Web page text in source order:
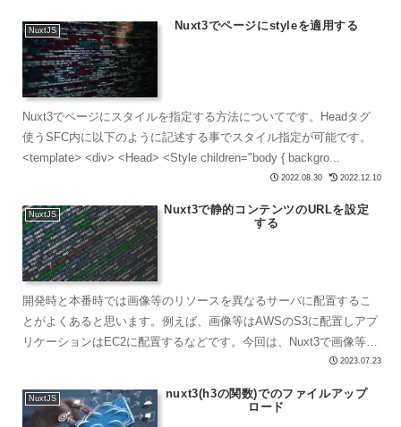
NuxtJS Nuxt3でページにstyleを適用する
Nuxt3でページにスタイルを指定する方法についてです。Headタグ
使うSFC内に以下のように記述する事でスタイル指定が可能です。
<template> <div> <Head> <Style children="body { backgro...
2022.08.30 2022.12.10
NuxtJS
Nuxt3で静的コンテンツのURLを設定
する
開発時と本番時では画像等のリソースを異なるサーバに配置するこ
とがよくあると思います。例えば、画像等はAWSのS3に配置しアプ
リケーションはEC2に配置するなどです。今回は、Nuxt3で画像等の
2023.07.23
NuxtJS
nuxt3(h3の関数)でのファイルアップ
ロード